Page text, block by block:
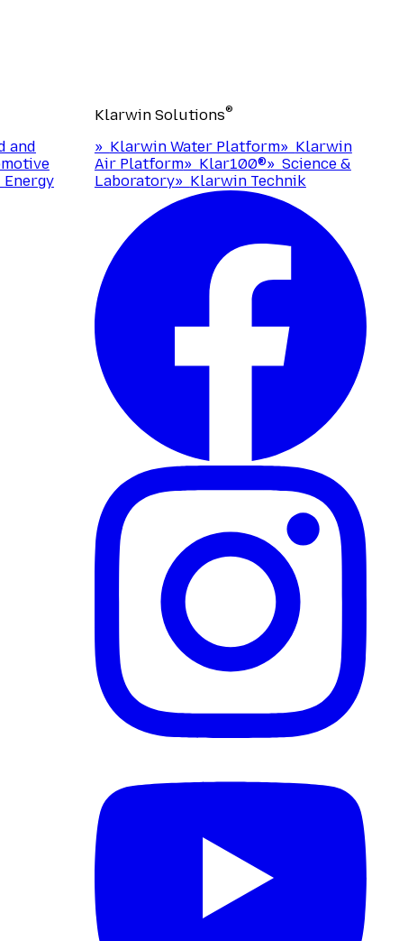
and
Energy
Klarwin Solutions®
» Klarwin Water Platform» Klarwin
Air Platform» Klar100®» Science &
Laboratory» Klarwin Technik